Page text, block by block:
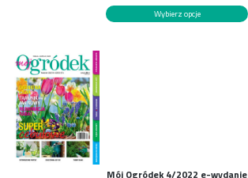
Wybierz opcje
Mój Ogródek 4/2022 e-wydanie